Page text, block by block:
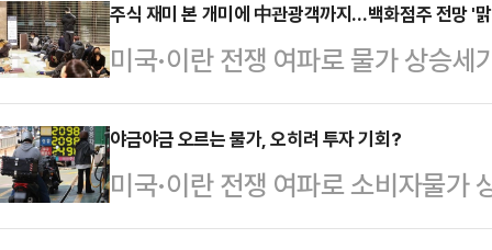
펼치는 두 나라가 이란 및 대만 문
장은 경제 분야 합의에 따른 업종
융투자업계에 따르면, 지난 11일
년 만에 최고치(4225.02)를 기록
만, 최종 약보합 마감했다.중국 기
감이 맞물리며 증…
주식 재미 본 개미에 中관광객까지…백화점주 전망 '
미국·이란 전쟁 여파로 물가 상승
입 가능성까지 대두되며 민간 소비
행진으로 여윳돈이 생긴 개미들과
을 찾고 있어 투자자 관심이 높아
전날 KRX 300 자유소비재 지수
야금야금 오르는 물가, 오히려 투자 기회?
미국·이란 전쟁 여파로 소비자물가
우려가 커지고 있다.물가 상승을 억